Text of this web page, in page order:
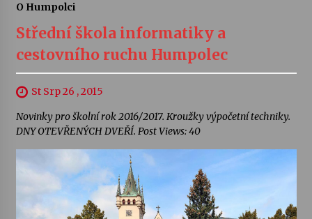
O Humpolci
Střední škola informatiky a
cestovního ruchu Humpolec
St Srp 26 , 2015
Novinky pro školní rok 2016/2017. Kroužky výpočetní techniky.
DNY OTEVŘENÝCH DVEŘÍ. Post Views: 40